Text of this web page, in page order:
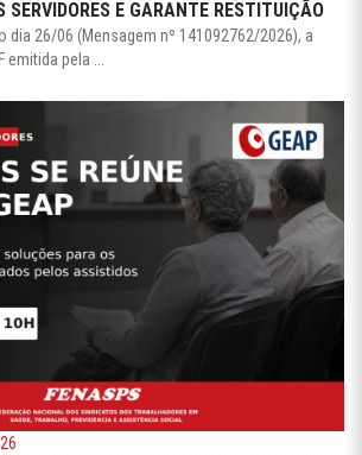
SERVIDORES E GARANTE RESTITUIÇÃO
dia 26/06 (Mensagem nº 141092762/2026), a
pela ...